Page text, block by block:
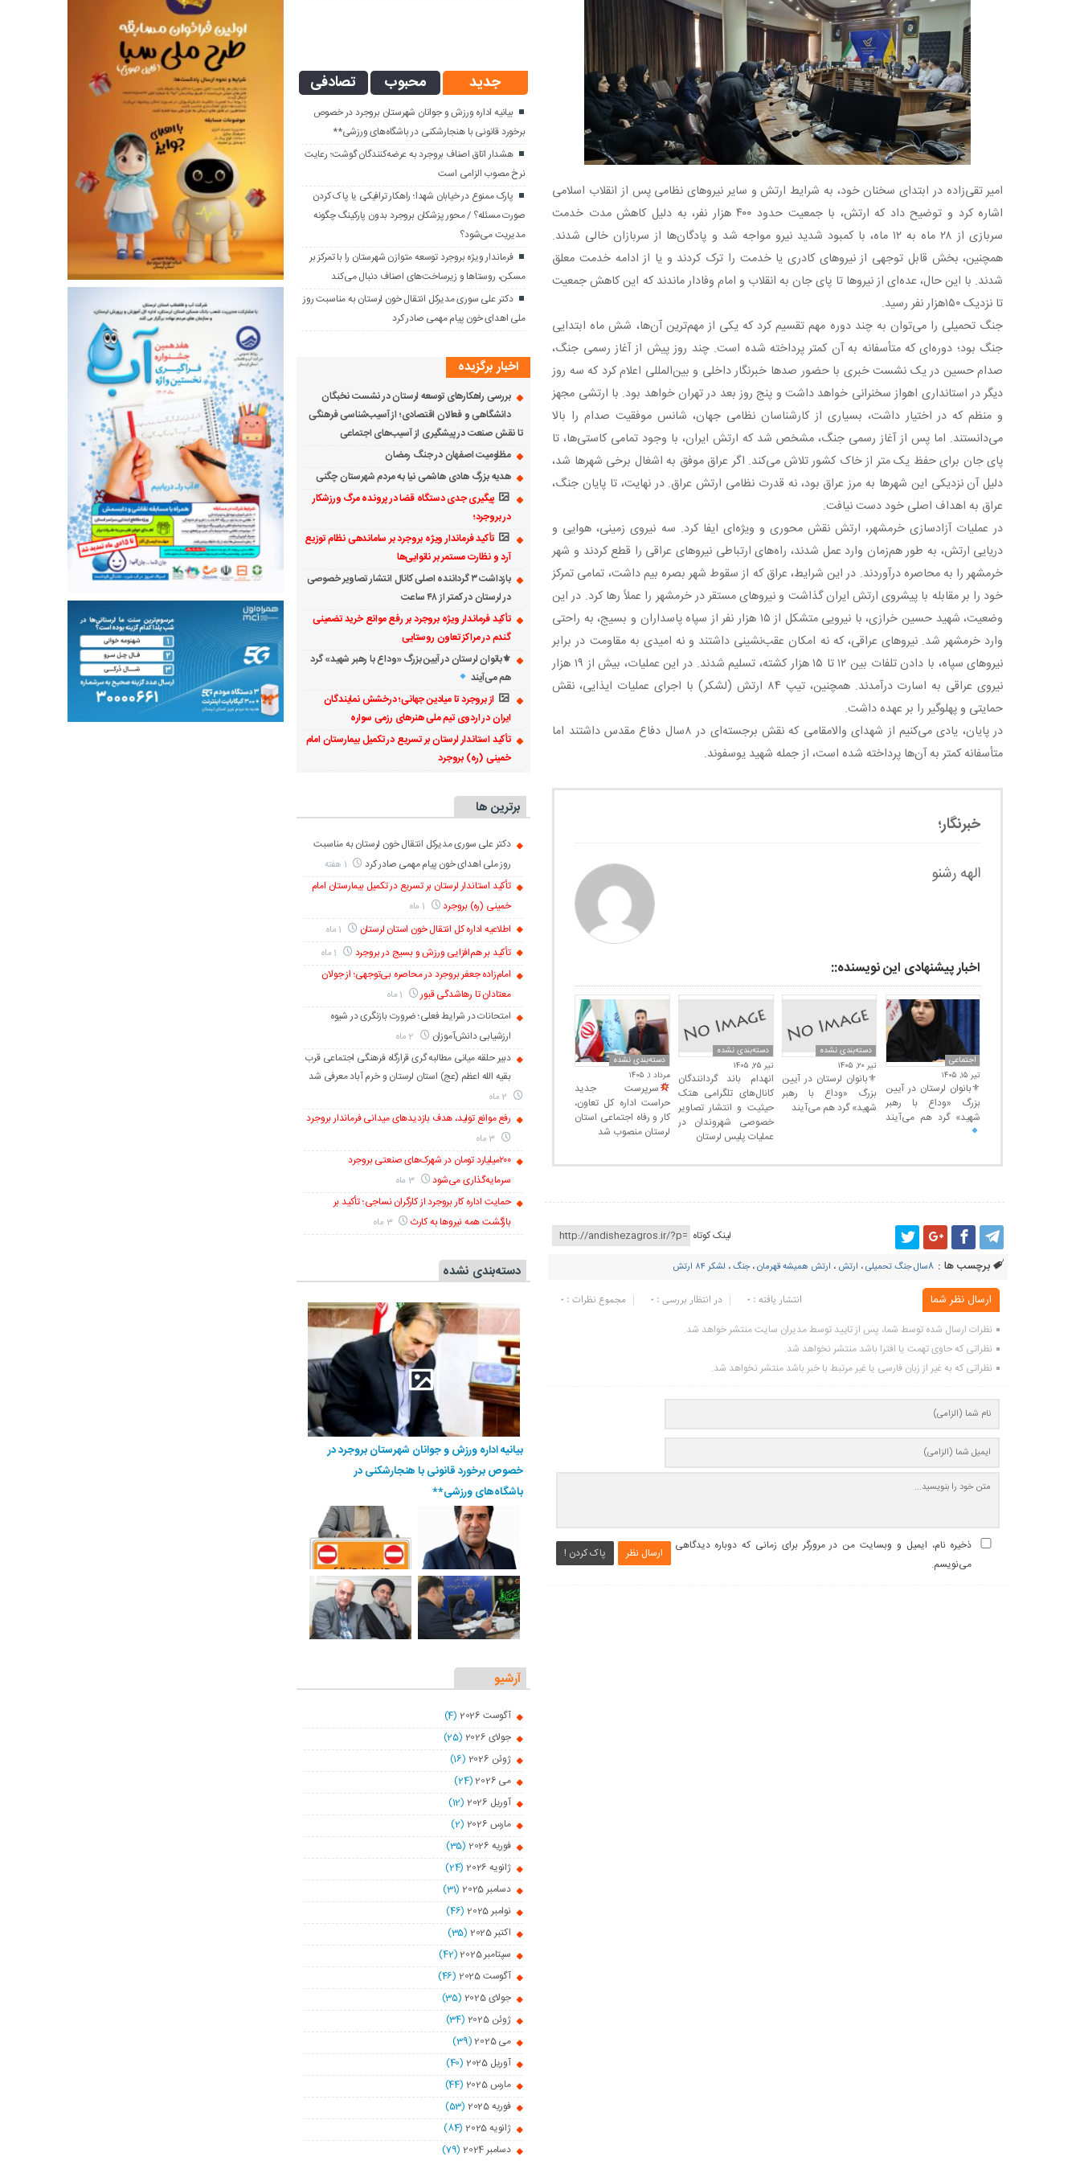
امیر تقی‌زاده در ابتدای سخنان خود، به شرایط ارتش و سایر نیروهای نظامی پس از انقلاب اسلامی
اشاره کرد و توضیح داد که ارتش، با جمعیت حدود ۴۰۰ هزار نفر، به دلیل کاهش مدت خدمت
سربازی از ۲۸ ماه به ۱۲ ماه، با کمبود شدید نیرو مواجه شد و پادگان‌ها از سربازان خالی شدند.
همچنین، بخش قابل توجهی از نیروهای کادری یا خدمت را ترک کردند و یا از ادامه خدمت معلق
شدند. با این حال، عده‌ای از نیروها تا پای جان به انقلاب و امام وفادار ماندند که این کاهش جمعیت
تا نزدیک ۱۵۰هزار نفر رسید.
جنگ تحمیلی را می‌توان به چند دوره مهم تقسیم کرد که یکی از مهم‌ترین آن‌ها، شش ماه ابتدایی
جنگ بود؛ دوره‌ای که متأسفانه به آن کمتر پرداخته شده است. چند روز پیش از آغاز رسمی جنگ،
صدام حسین در یک نشست خبری با حضور صدها خبرنگار داخلی و بین‌المللی اعلام کرد که سه روز
دیگر در استانداری اهواز سخنرانی خواهد داشت و پنج روز بعد در تهران خواهد بود. با ارتشی مجهز
و منظم که در اختیار داشت، بسیاری از کارشناسان نظامی جهان، شانس موفقیت صدام را بالا
می‌دانستند. اما پس از آغاز رسمی جنگ، مشخص شد که ارتش ایران، با وجود تمامی کاستی‌ها، تا
پای جان برای حفظ یک متر از خاک کشور تلاش می‌کند. اگر عراق موفق به اشغال برخی شهرها شد،
دلیل آن نزدیکی این شهرها به مرز عراق بود، نه قدرت نظامی ارتش عراق. در نهایت، تا پایان جنگ،
عراق به اهداف اصلی خود دست نیافت.
در عملیات آزادسازی خرمشهر، ارتش نقش محوری و ویژه‌ای ایفا کرد. سه نیروی زمینی، هوایی و
دریایی ارتش، به طور هم‌زمان وارد عمل شدند، راه‌های ارتباطی نیروهای عراقی را قطع کردند و شهر
خرمشهر را به محاصره درآوردند. در این شرایط، عراق که از سقوط شهر بصره بیم داشت، تمامی تمرکز
خود را بر مقابله با پیشروی ارتش ایران گذاشت و نیروهای مستقر در خرمشهر را عملاً رها کرد. در این
وضعیت، شهید حسین خرازی، با نیرویی متشکل از ۱۵ هزار نفر از سپاه پاسداران و بسیج، به راحتی
وارد خرمشهر شد. نیروهای عراقی، که نه امکان عقب‌نشینی داشتند و نه امیدی به مقاومت در برابر
نیروهای سپاه، با دادن تلفات بین ۱۲ تا ۱۵ هزار کشته، تسلیم شدند. در این عملیات، بیش از ۱۹ هزار
نیروی عراقی به اسارت درآمدند. همچنین، تیپ ۸۴ ارتش (لشکر) با اجرای عملیات ایذایی، نقش
حمایتی و پهلوگیر را بر عهده داشت.
در پایان، یادی می‌کنیم از شهدای والامقامی که نقش برجسته‌ای در ۸سال دفاع مقدس داشتند اما
متأسفانه کمتر به آن‌ها پرداخته شده است، از جمله شهید یوسفوند.
خبرنگار؛
الهه رشنو
اخبار پیشنهادی این نویسنده::
دسته‌بندی نشده
مرداد ۱, ۱۴۰۵
سرپرست جدید
حراست اداره کل تعاون،
کار و رفاه اجتماعی استان
لرستان منصوب شد
دسته‌بندی نشده
تیر ۲۵, ۱۴۰۵
انهدام باند گردانندگان
کانال‌های تلگرامی هتک
حیثیت و انتشار تصاویر
خصوصی شهروندان در
عملیات پلیس لرستان
دسته‌بندی نشده
تیر ۲۰, ۱۴۰۵
⚜بانوان لرستان در آیین
بزرگ «وداع با رهبر
شهید» گرد هم می‌آیند
اجتماعی
تیر ۱۵, ۱۴۰۵
⚜بانوان لرستان در آیین
بزرگ «وداع با رهبر
شهید» گرد هم می‌آیند
لینک کوتاه
برچسب ها : 8سال جنگ تحمیلی ، ارتش ، ارتش همیشه قهرمان،جنگ، لشکر ۸۴ ارتش
ارسال نظر شما مجموع نظرات : 0 در انتظار بررسی : 0 انتشار یافته : ۰
نظرات ارسال شده توسط شما، پس از تایید توسط مدیران سایت منتشر خواهد شد.
نظراتی که حاوی تهمت یا افترا باشد منتشر نخواهد شد.
نظراتی که به غیر از زبان فارسی یا غیر مرتبط با خبر باشد منتشر نخواهد شد.
ارسال نظر پاک کردن !
ذخیره نام، ایمیل و وبسایت من در مرورگر برای زمانی که دوباره دیدگاهی
می‌نویسم.
جدید محبوب تصادفی
بیانیه اداره ورزش و جوانان شهرستان بروجرد در خصوص
برخورد قانونی با هنجارشکنی در باشگاه‌های ورزشی**
هشدار اتاق اصناف بروجرد به عرضه‌کنندگان گوشت؛ رعایت
نرخ مصوب الزامی است
پارک ممنوع در خیابان شهدا؛ راهکار ترافیکی یا پاک کردن
صورت مسئله؟ / محور پزشکان بروجرد بدون پارکینگ چگونه
مدیریت می‌شود؟
فرماندار ویژه بروجرد توسعه متوازن شهرستان را با تمرکز بر
مسکن، روستاها و زیرساخت‌های اصناف دنبال می‌کند
دکتر علی سوری مدیرکل انتقال خون لرستان به مناسبت روز
ملی اهدای خون پیام مهمی صادر کرد
اخبار برگزیده
بررسی راهکارهای توسعه لرستان در نشست نخبگان
دانشگاهی و فعالان اقتصادی؛ از آسیب‌شناسی فرهنگی
تا نقش صنعت در پیشگیری از آسیب‌های اجتماعی
مظلومیت اصفهان در جنگ رمضان
هدیه بزرگ هادی هاشمی نیا به مردم شهرستان چگنی
پیگیری جدی دستگاه قضا در پرونده مرگ ورزشکار
در بروجرد؛
تأکید فرماندار ویژه بروجرد بر ساماندهی نظام توزیع
آرد و نظارت مستمر بر نانوایی‌ها
بازداشت ۳ گرداننده اصلی کانال انتشار تصاویر خصوصی
در لرستان در کمتر از ۴۸ ساعت
تأکید فرماندار ویژه بروجرد بر رفع موانع خرید تضمینی
گندم در مراکز تعاون روستایی
⚜بانوان لرستان در آیین بزرگ «وداع با رهبر شهید» گرد
هم می‌آیند
از بروجرد تا میادین جهانی؛ درخشش نمایندگان
ایران در اردوی تیم ملی هنرهای رزمی سواره
تأکید استاندار لرستان بر تسریع در تکمیل بیمارستان امام
خمینی (ره) بروجرد
برترین ها
دکتر علی سوری مدیرکل انتقال خون لرستان به مناسبت
روز ملی اهدای خون پیام مهمی صادر کرد
تأکید استاندار لرستان بر تسریع در تکمیل بیمارستان امام
خمینی (ره) بروجرد
اطلاعیه اداره کل انتقال خون استان لرستان
تأکید بر هم‌افزایی ورزش و بسیج در بروجرد
امام‌زاده جعفر بروجرد در محاصره بی‌توجهی؛ از جولان
معتادان تا رهاشدگی قبور
امتحانات در شرایط فعلی؛ ضرورت بازنگری در شیوه
ارزشیابی دانش‌آموزان
دبیر حلقه میانی مطالبه گری قرارگاه فرهنگی اجتماعی قرب
بقیه الله اعظم (عج) استان لرستان و خرم آباد معرفی شد
رفع موانع تولید، هدف بازدیدهای میدانی فرماندار بروجرد
۲۰۰میلیارد تومان در شهرک‌های صنعتی بروجرد
سرمایه‌گذاری می‌شود
3 ماه
حمایت اداره کار بروجرد از کارگران نساجی؛ تأکید بر
بازگشت همه نیروها به کارث
3 ماه
دسته‌بندی نشده
بیانیه اداره ورزش و جوانان شهرستان بروجرد در
خصوص برخورد قانونی با هنجارشکنی در
باشگاه‌های ورزشی**
آرشیو
آگوست 2026
(4)
جولای 2026
(25)
ژوئن 2026
(16)
می 2026
(24)
آوریل 2026
(12)
مارس 2026
(2)
فوریه 2026
(35)
ژانویه 2026
(24)
دسامبر 2025
(31)
نوامبر 2025
(46)
اکتبر 2025
(35)
سپتامبر 2025
(42)
آگوست 2025
(46)
جولای 2025
(35)
ژوئن 2025
(34)
می 2025
(39)
آوریل 2025
(40)
مارس 2025
(44)
فوریه 2025
(53)
ژانویه 2025
(84)
دسامبر 2024
(79)